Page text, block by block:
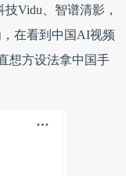
Vidu、智谱清影，
在看到中国AI视频
想方设法拿中国手